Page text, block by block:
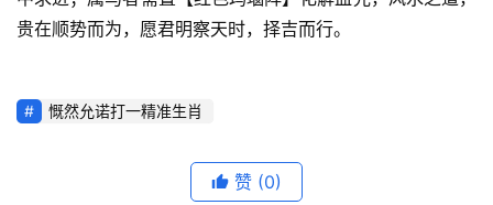
贵在顺势而为，愿君明察天时，择吉而行。
慨然允诺打一精准生肖
赞 (0)